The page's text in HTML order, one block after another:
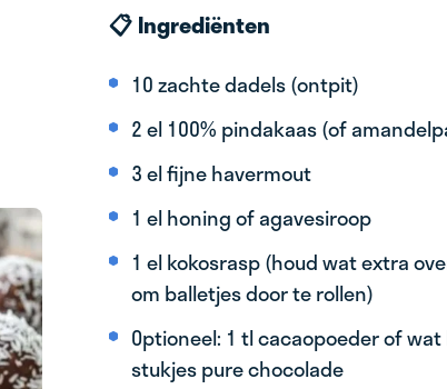
📋 Ingrediënten
10 zachte dadels (ontpit)
2 el 100% pindakaas (of
3 el fijne havermout
1 el honing of agavesiroop
1 el kokosrasp (houd wat extra
om balletjes door te rollen)
Optioneel: 1 tl cacaopoeder of
stukjes pure chocolade